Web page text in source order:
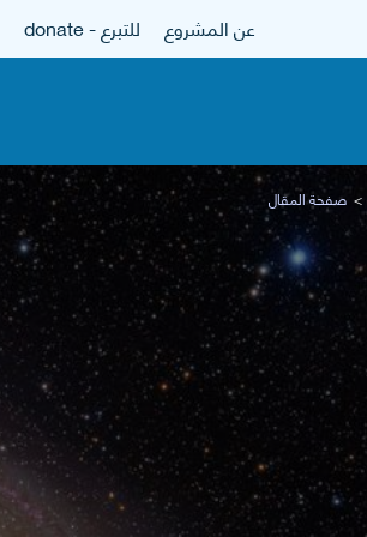
عن المشروع للتبرع - donate
صفحة المقال